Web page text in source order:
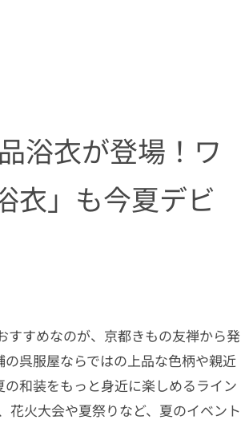
浴衣が登場！ワ
衣」も今夏デビ
すめなのが、京都きもの友禅から発
呉服屋ならではの上品な色柄や親近
和装をもっと身近に楽しめるライン
花火大会や夏祭りなど、夏のイベント